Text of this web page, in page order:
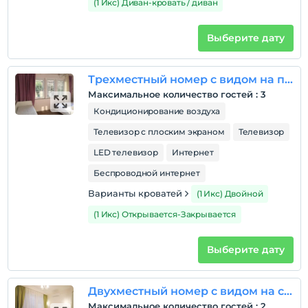
который должен быть Мы приглашаем вас на остров
Бозджаада и желаем вам хорошего отдыха.
С уважением, Starfish Hotel
Расположение
Отель Denizyıldızı расположен в греческом квартале,
по адресу Иненю Каддези, 27, который является
единственной верхней улицей в центре острова,
Показать на
Зарегистрироваться
Через 15:30
(1 Икс) Диван-кровать / диван
Выберите дату
Трехместный номер с видом на природу
Максимальное количество гостей : 3
Кондиционирование воздуха
Телевизор с плоским экраном
Телевизор
LED телевизор
Интернет
Беспроводной интернет
Варианты кроватей
(1 Икс) Двойной
(1 Икс) Открывается-Закрывается
Выберите дату
Двухместный номер с видом на сад